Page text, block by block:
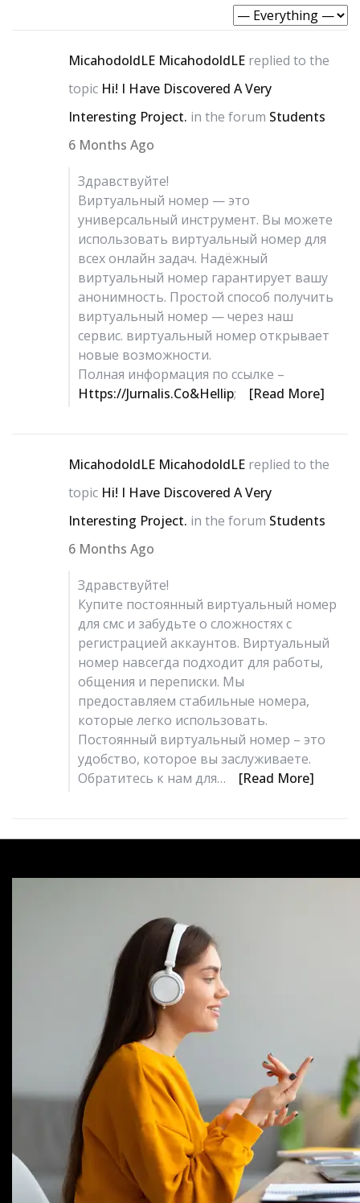
MicahodoldLE MicahodoldLE replied to the
topic Hi! I Have Discovered A Very
Interesting Project. in the forum Students
6 Months Ago
Здравствуйте!
Виртуальный номер — это
универсальный инструмент. Вы можете
использовать виртуальный номер для
всех онлайн задач. Надёжный
виртуальный номер гарантирует вашу
анонимность. Простой способ получить
виртуальный номер — через наш
сервис. виртуальный номер открывает
новые возможности.
Полная информация по ссылке –
Https://jurnalis.co&hellip; [Read More]
MicahodoldLE MicahodoldLE replied to the
topic Hi! I Have Discovered A Very
Interesting Project. in the forum Students
6 Months Ago
Здравствуйте!
Купите постоянный виртуальный номер
для смс и забудьте о сложностях с
регистрацией аккаунтов. Виртуальный
номер навсегда подходит для работы,
общения и переписки. Мы
предоставляем стабильные номера,
которые легко использовать.
Постоянный виртуальный номер – это
удобство, которое вы заслуживаете.
Обратитесь к нам для…
[Read More]